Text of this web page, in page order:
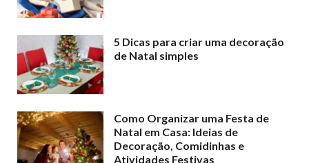
5 Dicas para criar uma decoração
de Natal simples
Como Organizar uma Festa de
Natal em Casa: Ideias de
Decoração, Comidinhas e
Atividades Festivas